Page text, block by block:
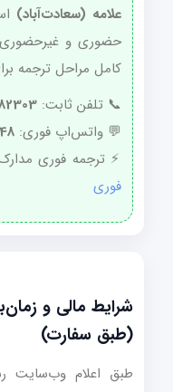
علامه (سعادت‌آباد)
حضوری و
کامل مراحل ترجمه
📞 تلفن ثابت:
💬 واتس‌اپ فوری:
⚡ ترجمه فوری
فوری
شرایط مالی و
(طبق سفارت)
طبق اعلام وب‌سایت